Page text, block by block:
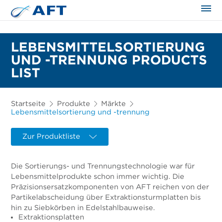
LEBENSMITTELSORTIERUNG
UND -TRENNUNG PRODUCTS
LIST
Startseite Produkte
Märkte
Lebensmittelsortierung und -trennung
Zur Produktliste
Die Sortierungs- und Trennungstechnologie war für
Lebensmittelprodukte schon immer wichtig. Die
Präzisionsersatzkomponenten von AFT reichen von der
Partikelabscheidung über Extraktionsturmplatten bis
hin zu Siebkörben in Edelstahlbauweise.
Extraktionsplatten